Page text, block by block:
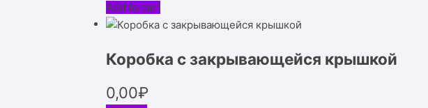
Add to cart
Коробка с закрывающейся крышкой
0,00₽